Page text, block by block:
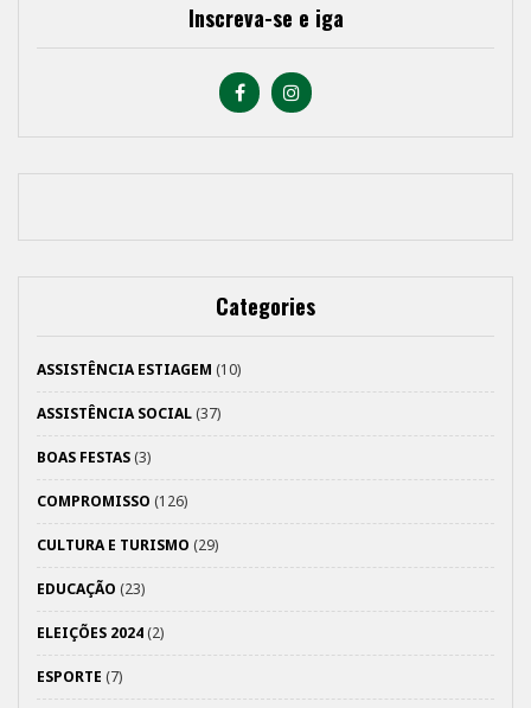
Inscreva-se e iga
Categories
ASSISTÊNCIA ESTIAGEM (10)
ASSISTÊNCIA SOCIAL (37)
BOAS FESTAS (3)
COMPROMISSO (126)
CULTURA E TURISMO (29)
EDUCAÇÃO (23)
ELEIÇÕES 2024 (2)
ESPORTE (7)